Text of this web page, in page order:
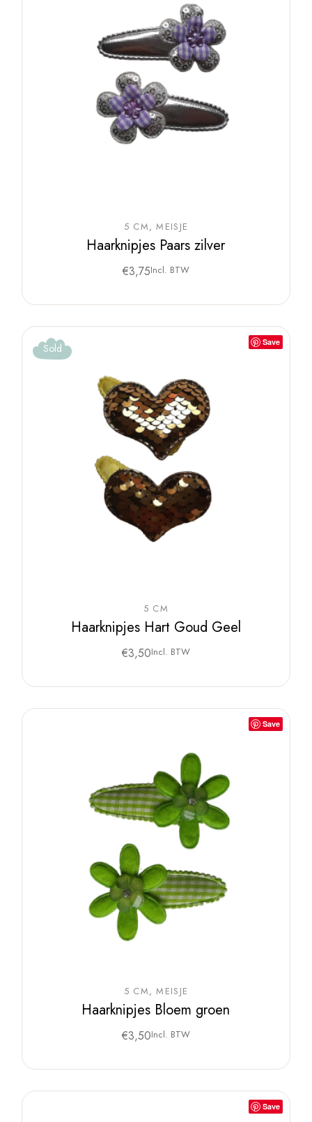
5 CM MEISJE
Haarknipjes Paars zilver
€3,75Incl. BTW
Save
Sold
5 CM
Haarknipjes Hart Goud Geel
€3,50Incl. BTW
Save
5 CM MEISJE
Haarknipjes Bloem groen
€3,50Incl. BTW
Save